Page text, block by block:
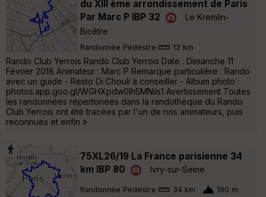
du XIII ème arrondissement de Paris
Par Marc P IBP 32
Le Kremlin-
Bicêtre
Randonnée Pédestre 12 km
Rando Club Yerrois Rando Club Yerrois Date : Dimanche 11
Février 2018 Animateur : Marc P Remarque particulière : Rando
avec un guide - Resto Di Chouli à conseiller - Album photo :
photos.app.goo.gl/WGHXpdw0lh5MNiIs1 Avertissement Toutes
les randonnées répertoriées dans la randothèque du Rando
Club Yerrois ont été tracées par l'un de nos animateurs, puis
reconnues et enfin »
75XL26/19 La France parisienne 34
km IBP 80
Ivry-sur-Seine
Randonnée Pédestre 34 km 190 m